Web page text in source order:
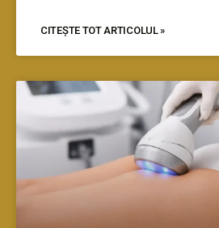
CITEȘTE TOT ARTICOLUL »